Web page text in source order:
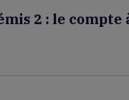
2 : le compte